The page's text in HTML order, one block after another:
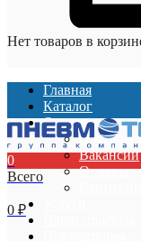
Нет товаров в
Главная
Каталог
О компании
О
Вакансии
Отзывы
0
Всего
0 ₽